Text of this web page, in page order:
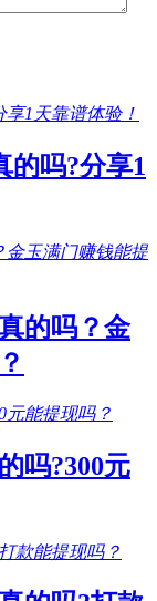
的吗?分享1
的吗？金
吗?300元